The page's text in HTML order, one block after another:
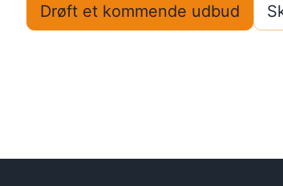
Drøft et kommende udbud